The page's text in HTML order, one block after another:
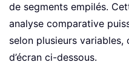
de segments empilés.
analyse comparative
selon plusieurs
d’écran ci-dessous.